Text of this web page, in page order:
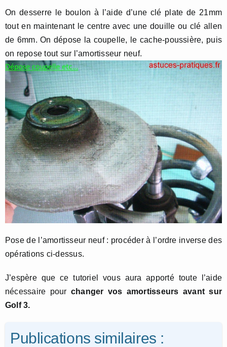
On desserre le boulon à l’aide d’une clé plate de 21mm
tout en maintenant le centre avec une douille ou clé allen
de 6mm. On dépose la coupelle, le cache-poussière, puis
on repose tout sur l’amortisseur neuf.
Pose de l’amortisseur neuf : procéder à l’ordre inverse des
opérations ci-dessus.
J’espère que ce tutoriel vous aura apporté toute l’aide
nécessaire pour changer vos amortisseurs avant sur
Golf 3.
Publications similaires :